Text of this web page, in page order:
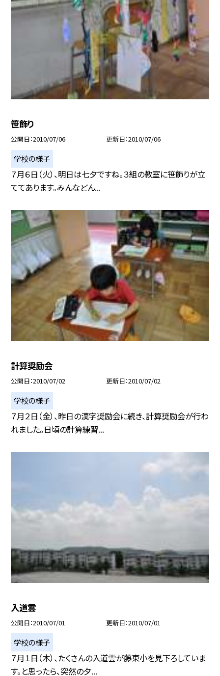
笹飾り
公開日 2010/07/06 更新日 2010/07/06
学校の様子
７月６日（火）、明日は七夕ですね。３組の教室に笹飾りが立
ててあります。みんなどん...
計算奨励会
公開日 2010/07/02 更新日 2010/07/02
学校の様子
７月２日（金）、昨日の漢字奨励会に続き、計算奨励会が行わ
れました。日頃の計算練習...
入道雲
公開日 2010/07/01 更新日 2010/07/01
学校の様子
７月１日（木）、たくさんの入道雲が藤東小を見下ろしていま
す。と思ったら、突然の夕...